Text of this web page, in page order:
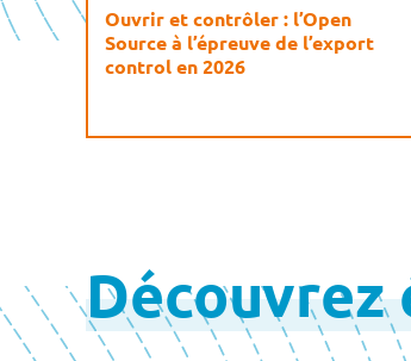
Ouvrir et contrôler : l’Open
Source à l’épreuve de l’export
control en 2026
publications
Découvrez